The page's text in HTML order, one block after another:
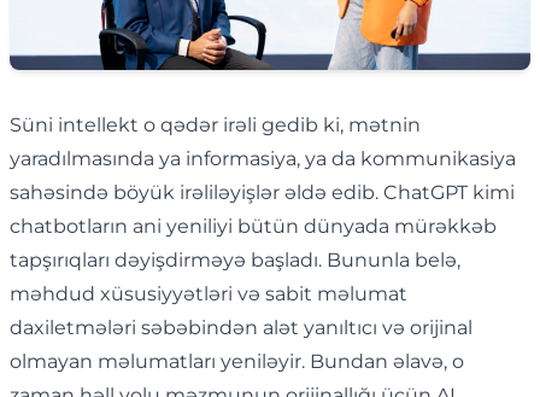
Süni intellekt o qədər irəli gedib ki, mətnin
yaradılmasında ya informasiya, ya da kommunikasiya
sahəsində böyük irəliləyişlər əldə edib. ChatGPT kimi
chatbotların ani yeniliyi bütün dünyada mürəkkəb
tapşırıqları dəyişdirməyə başladı. Bununla belə,
məhdud xüsusiyyətləri və sabit məlumat
daxiletmələri səbəbindən alət yanıltıcı və orijinal
olmayan məlumatları yeniləyir. Bundan əlavə, o